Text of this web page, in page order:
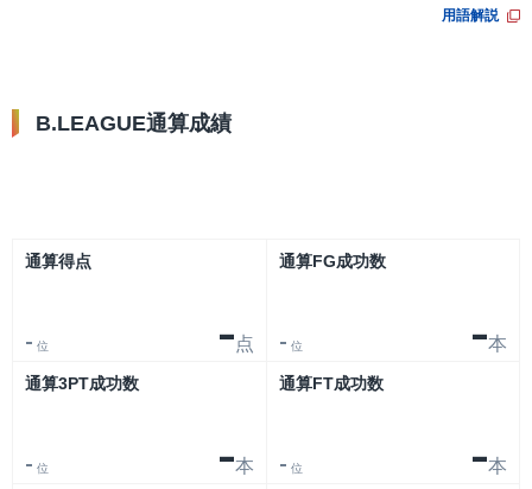
用語解説
B.LEAGUE通算成績
通算得点
- 位 -点
通算FG成功数
- 位 -本
通算3PT成功数
- 位 -本
通算FT成功数
- 位 -本